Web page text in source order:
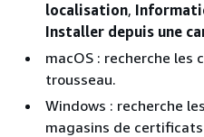
localisation,
Installer depuis une
macOS : recherche
trousseau.
Windows : recherche
magasins de